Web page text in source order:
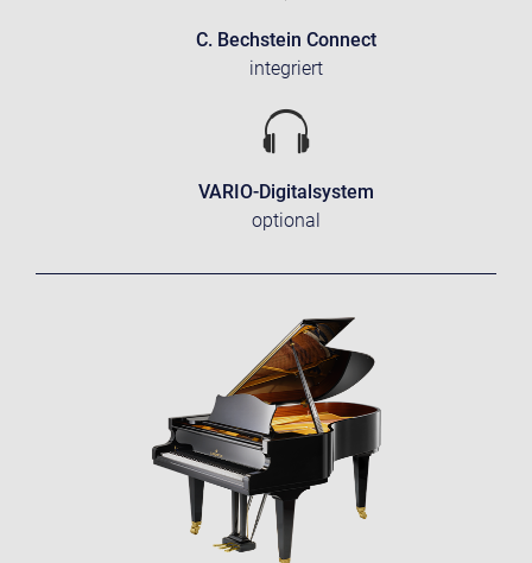
C. Bechstein Connect
integriert
VARIO-Digitalsystem
optional